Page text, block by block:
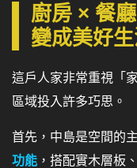
廚房 × 餐
變成美好
這戶人家非常重視「
區域投入許多巧思。
首先，中島是空間的
功能 ，搭配實木層板